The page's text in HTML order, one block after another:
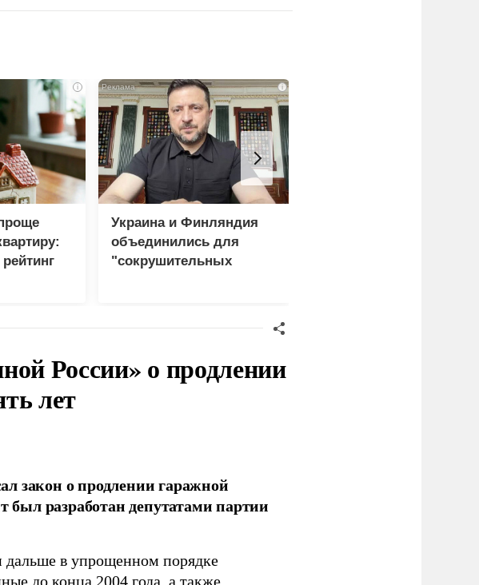
i i
Украина и Финляндия
объединились для
"сокрушительных
России» о продлении
лет
закон о продлении гаражной
был разработан депутатами партии
в упрощенном порядке
до конца 2004 года, а также